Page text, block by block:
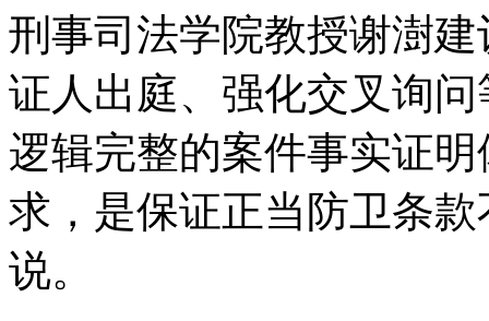
刑事司法学院教授谢澍
证人出庭、强化交叉询
逻辑完整的案件事实证
求，是保证正当防卫条
说。